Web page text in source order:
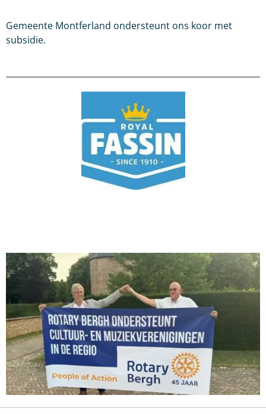
Gemeente Montferland ondersteunt ons koor met
subsidie.